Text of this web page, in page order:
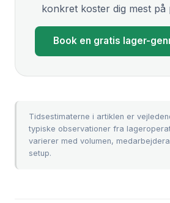
konkret koster dig mest på
Book en gratis lager-
Tidsestimaterne i artiklen er
typiske observationer fra
varierer med volumen,
setup.